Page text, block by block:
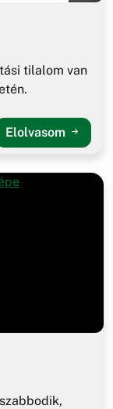
tilalom van
Elolvasom